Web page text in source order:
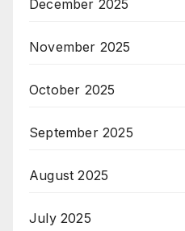
December 2025
November 2025
October 2025
September 2025
August 2025
July 2025